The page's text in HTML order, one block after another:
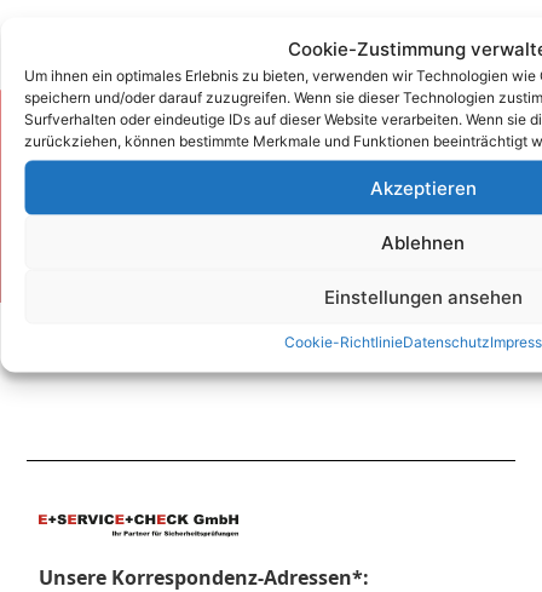
Cookie-Zustimmung
Um ihnen ein optimales Erlebnis zu bieten, verwenden wir Technologien
speichern und/oder darauf zuzugreifen. Wenn sie dieser Technologien
Surfverhalten oder eindeutige IDs auf dieser Website verarbeiten. Wenn sie
zurückziehen, können bestimmte Merkmale und Funktionen beeinträchtigt
Akzeptieren
Ablehnen
Einstellungen ansehen
Cookie-RichtlinieDatenschutz
Zum Kontaktformular
Unsere Korrespondenz-Adressen*: